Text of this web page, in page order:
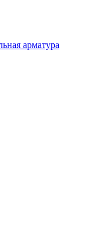
арматура